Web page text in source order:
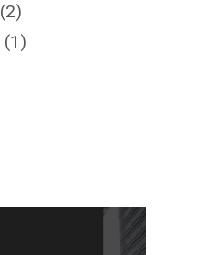
(2)
(1)